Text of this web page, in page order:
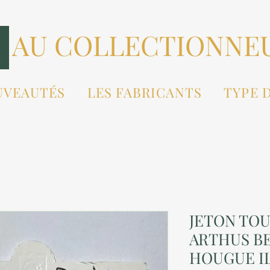
AU
LES FABRICANTS TYPE
JETON
ARTHUS
HOUGUE